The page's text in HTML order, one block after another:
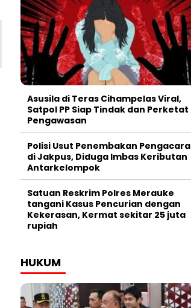
Asusila di Teras Cihampelas Viral,
Satpol PP Siap Tindak dan Perketat
Pengawasan
Polisi Usut Penembakan Pengacara
di Jakpus, Diduga Imbas Keributan
Antarkelompok
Satuan Reskrim Polres Merauke
tangani Kasus Pencurian dengan
Kekerasan, Kermat sekitar 25 juta
rupiah
HUKUM